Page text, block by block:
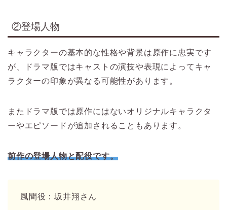
②登場人物
キャラクターの基本的な性格や背景は原作に忠実です
が、ドラマ版ではキャストの演技や表現によってキャ
ラクターの印象が異なる可能性があります。
またドラマ版では原作にはないオリジナルキャラクタ
ーやエピソードが追加されることもあります。
前作の登場人物と配役です。
風間役：坂井翔さん